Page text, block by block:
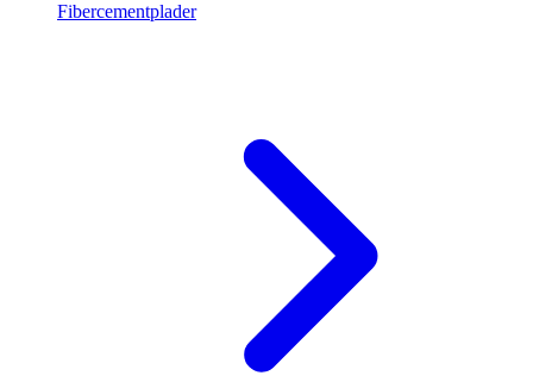
Fibercementplader